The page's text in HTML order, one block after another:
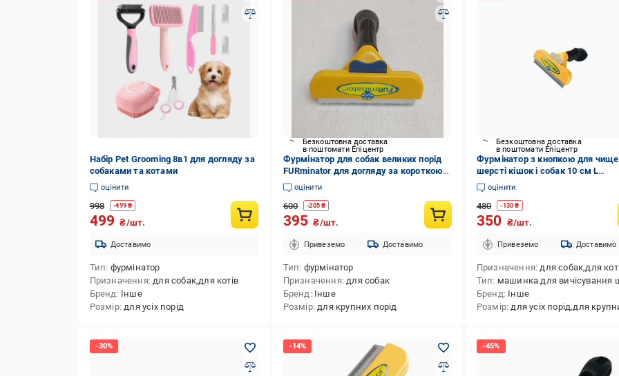
Набір Pet Grooming 8в1 для догляду за
собаками та котами
оцінити
998 -499₴
499 ₴/шт.
Доставимо
Тип фурмінатор
Призначення для собак,для котів
Бренд Інше
Розмір для усіх порід
Безкоштовна доставка
в поштомати Епіцентр
Фурмінатор для собак великих порід
FURminator для догляду за короткою
шерстю тварин Жовтий (FDS-100-H1-
Yellow)
оцінити
600 -205 ₴
395 ₴/шт.
Привеземо Доставимо
Тип фурмінатор
Призначення для собак
Бренд Інше
Розмір для крупних порід
Безкоштовна доставка
в поштомати Епіцентр
Фурмінатор з кнопкою для
шерсті кішок і собак 10 см L
(13874779)
оцінити
480 -130 ₴
350 ₴/шт.
Привеземо Доставимо
Призначення для собак,для котів,для
Тип машинка для вичісування
Бренд Інше
Розмір для усіх порід,для крупних порід,для середніх порід,для